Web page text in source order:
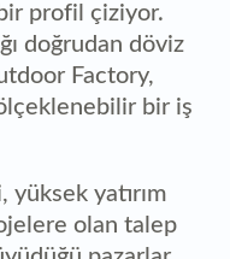
bir profil çiziyor.
doğrudan döviz
Factory,
bir iş
yatırım
olan talep